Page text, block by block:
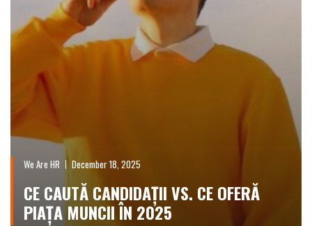
We Are HR December 18, 2025
CE CAUTĂ CANDIDAȚII VS. CE OFERĂ
PIAȚA MUNCII ÎN 2025